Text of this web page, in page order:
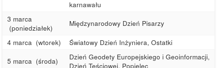
karnawału
3 marca
(poniedziałek)
Międzynarodowy Dzień Pisarzy
4 marca (wtorek) Światowy Dzień Inżyniera, Ostatki
5 marca (środa)
Dzień Geodety Europejskiego i Geoinformacji,
Dzień Teściowej, Popielec